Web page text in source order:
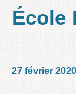
École
27 février 2020